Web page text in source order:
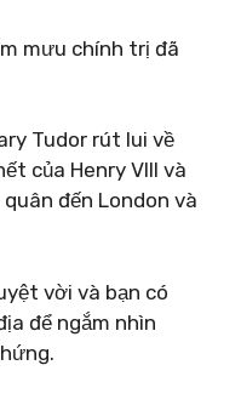
mưu chính trị đã
Tudor rút lui về
của Henry VIII và
đến London và
vời và bạn có
để ngắm nhìn